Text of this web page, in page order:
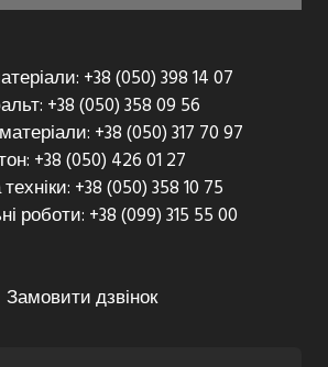
+38 (050) 398 14 07
+38 (050) 358 09 56
+38 (050) 317 70 97
+38 (050) 426 01 27
+38 (050) 358 10 75
роботи: +38 (099) 315 55 00
Замовити дзвінок